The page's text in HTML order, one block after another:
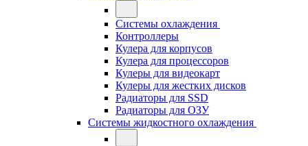
Системы охлаждения
Контроллеры
Кулера для корпусов
Кулера для процессоров
Кулеры для видеокарт
Кулеры для жестких дисков
Радиаторы для SSD
Радиаторы для ОЗУ
Системы жидкостного охлаждения